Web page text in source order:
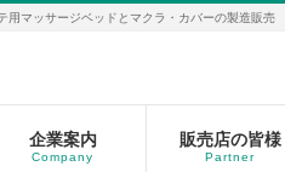
用マッサージベッドとマクラ・カバーの製造販売
企業案内
Company
販売店の皆様
Partner